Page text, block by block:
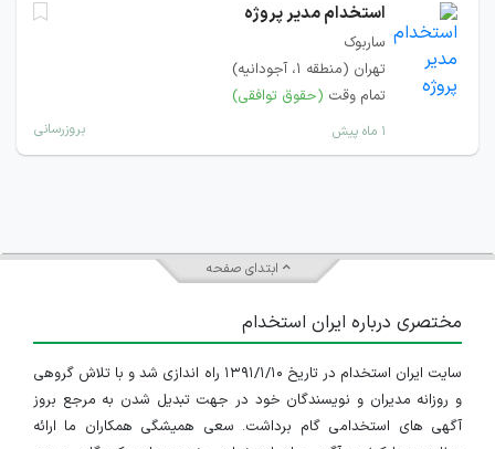
استخدام مدیر پروژه
ساربوک
تهران (منطقه ۱، آجودانیه)
تمام وقت (حقوق توافقی)
۱ ماه پیش بروزرسانی
ابتدای صفحه
مختصری درباره ایران استخدام
سایت ایران استخدام در تاریخ ۱۳۹۱/۱/۱۰ راه اندازی شد و با تلاش گروهی
و روزانه مدیران و نویسندگان خود در جهت تبدیل شدن به مرجع بروز
آگهی های استخدامی گام برداشت. سعی همیشگی همکاران ما ارائه